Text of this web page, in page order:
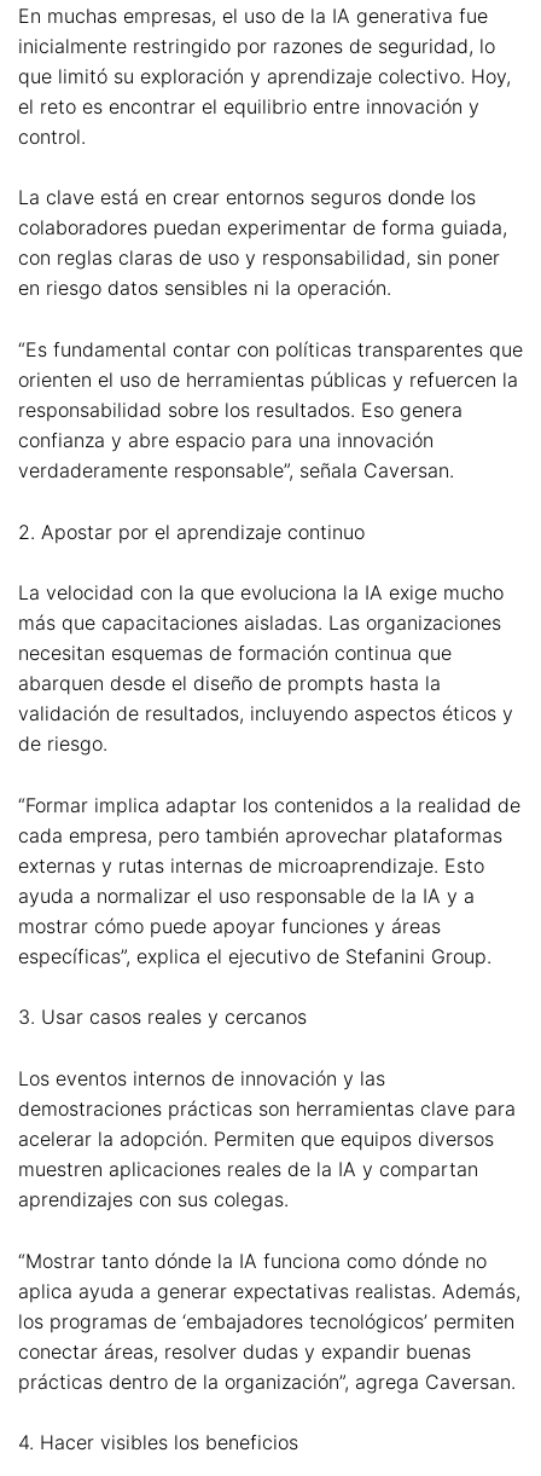
En muchas empresas, el uso de la IA generativa fue
inicialmente restringido por razones de seguridad, lo
que limitó su exploración y aprendizaje colectivo. Hoy,
el reto es encontrar el equilibrio entre innovación y
control.
La clave está en crear entornos seguros donde los
colaboradores puedan experimentar de forma guiada,
con reglas claras de uso y responsabilidad, sin poner
en riesgo datos sensibles ni la operación.
“Es fundamental contar con políticas transparentes que
orienten el uso de herramientas públicas y refuercen la
responsabilidad sobre los resultados. Eso genera
confianza y abre espacio para una innovación
verdaderamente responsable”, señala Caversan.
2. Apostar por el aprendizaje continuo
La velocidad con la que evoluciona la IA exige mucho
más que capacitaciones aisladas. Las organizaciones
necesitan esquemas de formación continua que
abarquen desde el diseño de prompts hasta la
validación de resultados, incluyendo aspectos éticos y
de riesgo.
“Formar implica adaptar los contenidos a la realidad de
cada empresa, pero también aprovechar plataformas
externas y rutas internas de microaprendizaje. Esto
ayuda a normalizar el uso responsable de la IA y a
mostrar cómo puede apoyar funciones y áreas
específicas”, explica el ejecutivo de Stefanini Group.
3. Usar casos reales y cercanos
Los eventos internos de innovación y las
demostraciones prácticas son herramientas clave para
acelerar la adopción. Permiten que equipos diversos
muestren aplicaciones reales de la IA y compartan
aprendizajes con sus colegas.
“Mostrar tanto dónde la IA funciona como dónde no
aplica ayuda a generar expectativas realistas. Además,
los programas de ‘embajadores tecnológicos’ permiten
conectar áreas, resolver dudas y expandir buenas
prácticas dentro de la organización”, agrega Caversan.
4. Hacer visibles los beneficios